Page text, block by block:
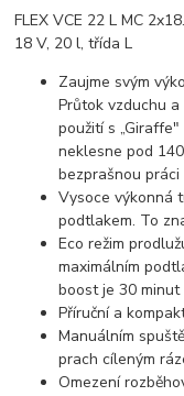
FLEX VCE 22 L MC
18 V, 20 l, třída L
Zaujme svým
Průtok vzduchu
použití s
neklesne pod
bezprašnou práci
Vysoce výkonná
podtlakem. To
Eco režim
maximálním
boost je 30 minut
Příruční a
Manuálním
prach cíleným
Omezení